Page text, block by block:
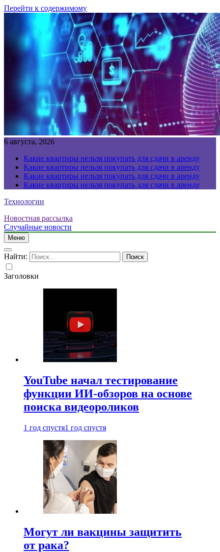
Перейти к содержимому
6 августа, 2026
Какие квартиры нельзя покупать для сдачи в аренду
Какие квартиры нельзя покупать для сдачи в аренду
Какие квартиры нельзя покупать для сдачи в аренду
Какие квартиры нельзя покупать для сдачи в аренду
Технологии
Новостная рассылка
Случайные новости
Меню
Найти:
Заголовки
YouTube начал тестирование
функции ИИ-обзоров на основе
поиска видеороликов
1 год спустя1 год спустя
Могут ли вакцины защитить
от рака?